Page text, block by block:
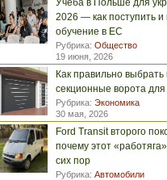
Учёба в Польше для
2026 — как поступить и
обучение в ЕС
Рубрика: Общество
19 июня, 2026
Как правильно выбрать
секционные ворота для
Рубрика: Экономика
30 мая, 2026
Ford Transit второго
почему этот
сих пор
Рубрика: Автомобили